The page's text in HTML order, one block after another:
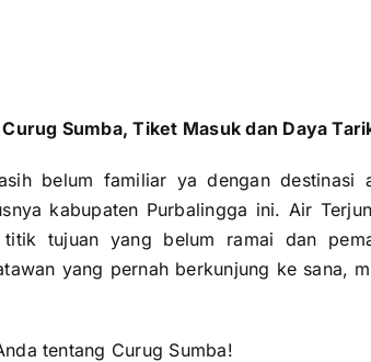
Sumba, Tiket Masuk dan Daya
belum familiar ya dengan destinasi
kabupaten Purbalingga ini. Air
tujuan yang belum ramai dan
yang pernah berkunjung ke sana,
tentang Curug Sumba!